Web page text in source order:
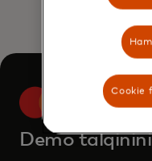
Demo
Cookie